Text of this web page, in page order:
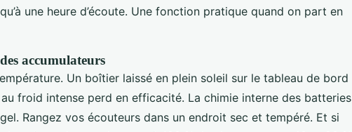
une heure d’écoute. Une fonction pratique quand on part en
accumulateurs
Un boîtier laissé en plein soleil sur le tableau de bord
froid intense perd en efficacité. La chimie interne des batteries
Rangez vos écouteurs dans un endroit sec et tempéré. Et si